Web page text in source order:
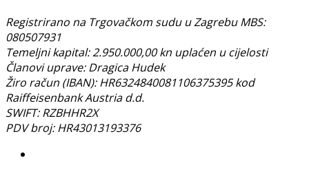
Registrirano na Trgovačkom sudu u Zagrebu MBS:
080507931
Temeljni kapital: 2.950.000,00 kn uplaćen u cijelosti
Članovi uprave: Dragica Hudek
Žiro račun (IBAN): HR6324840081106375395 kod
Raiffeisenbank Austria d.d.
SWIFT: RZBHHR2X
PDV broj: HR43013193376